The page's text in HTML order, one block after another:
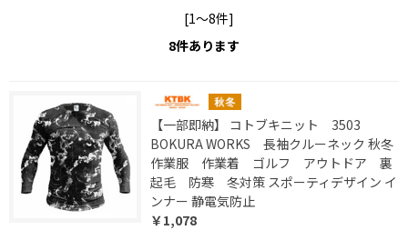
[1～8件]
8件あります
【一部即納】 コトブキニット 3503
BOKURA WORKS 長袖クルーネック 秋冬
作業服 作業着 ゴルフ アウトドア 裏
起毛 防寒 冬対策 スポーティデザイン イ
ンナー 静電気防止
￥1,078